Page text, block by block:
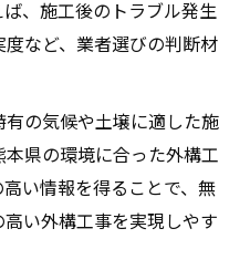
、施工後のトラブル発生
など、業者選びの判断材
の気候や土壌に適した施
県の環境に合った外構工
い情報を得ることで、無
い外構工事を実現しやす